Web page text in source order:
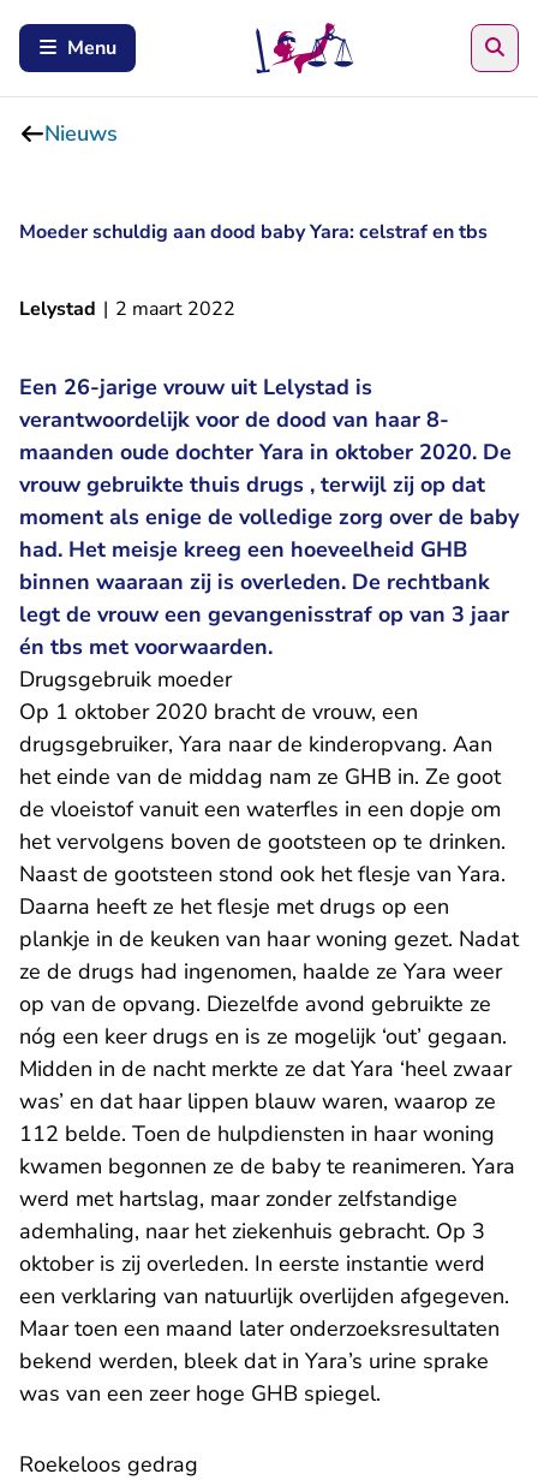
Menu
Nieuws
Moeder schuldig aan dood baby Yara: celstraf en tbs
Lelystad | 2 maart 2022
Een 26-jarige vrouw uit Lelystad is
verantwoordelijk voor de dood van haar 8-
maanden oude dochter Yara in oktober 2020. De
vrouw gebruikte thuis drugs , terwijl zij op dat
moment als enige de volledige zorg over de baby
had. Het meisje kreeg een hoeveelheid GHB
binnen waaraan zij is overleden. De rechtbank
legt de vrouw een gevangenisstraf op van 3 jaar
én tbs met voorwaarden.
Drugsgebruik moeder
Op 1 oktober 2020 bracht de vrouw, een
drugsgebruiker, Yara naar de kinderopvang. Aan
het einde van de middag nam ze GHB in. Ze goot
de vloeistof vanuit een waterfles in een dopje om
het vervolgens boven de gootsteen op te drinken.
Naast de gootsteen stond ook het flesje van Yara.
Daarna heeft ze het flesje met drugs op een
plankje in de keuken van haar woning gezet. Nadat
ze de drugs had ingenomen, haalde ze Yara weer
op van de opvang. Diezelfde avond gebruikte ze
nóg een keer drugs en is ze mogelijk ‘out’ gegaan.
Midden in de nacht merkte ze dat Yara ‘heel zwaar
was’ en dat haar lippen blauw waren, waarop ze
112 belde. Toen de hulpdiensten in haar woning
kwamen begonnen ze de baby te reanimeren. Yara
werd met hartslag, maar zonder zelfstandige
ademhaling, naar het ziekenhuis gebracht. Op 3
oktober is zij overleden. In eerste instantie werd
een verklaring van natuurlijk overlijden afgegeven.
Maar toen een maand later onderzoeksresultaten
bekend werden, bleek dat in Yara’s urine sprake
was van een zeer hoge GHB spiegel.
Roekeloos gedrag